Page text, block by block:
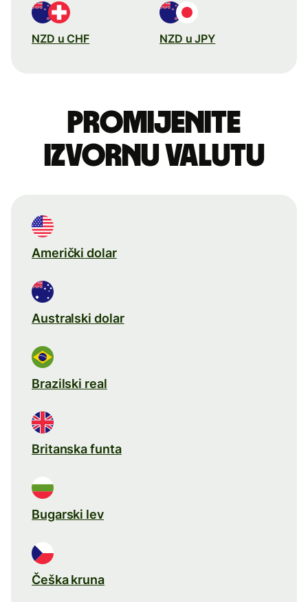
NZD u CHF NZD u JPY
Promijenite
izvornu valutu
Američki dolar
Australski dolar
Brazilski real
Britanska funta
Bugarski lev
Češka kruna